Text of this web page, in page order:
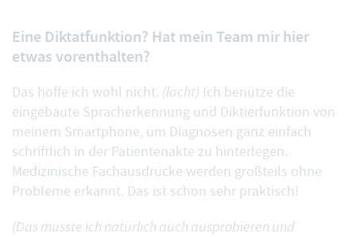
Eine Diktatfunktion? Hat mein Team mir hier
etwas vorenthalten?
Das hoffe ich wohl nicht. (lacht) Ich benutze die
eingebaute Spracherkennung und Diktierfunktion von
meinem Smartphone, um Diagnosen ganz einfach
schriftlich in der Patientenakte zu hinterlegen.
Medizinische Fachausdrücke werden großteils ohne
Probleme erkannt. Das ist schon sehr praktisch!
(Das musste ich natürlich auch ausprobieren und